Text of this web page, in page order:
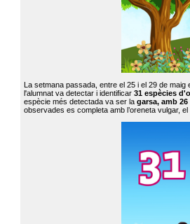
La setmana passada, entre el 25 i el 29 de
l'alumnat va detectar i identificar 31 espècies
espècie més detectada va ser la garsa, amb
observades es completa amb l’oreneta vulgar,